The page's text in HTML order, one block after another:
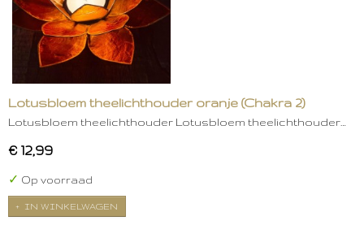
Lotusbloem theelichthouder oranje (Chakra 2)
Lotusbloem theelichthouder Lotusbloem theelichthouder…
€ 12,99
✓ Op voorraad
IN WINKELWAGEN